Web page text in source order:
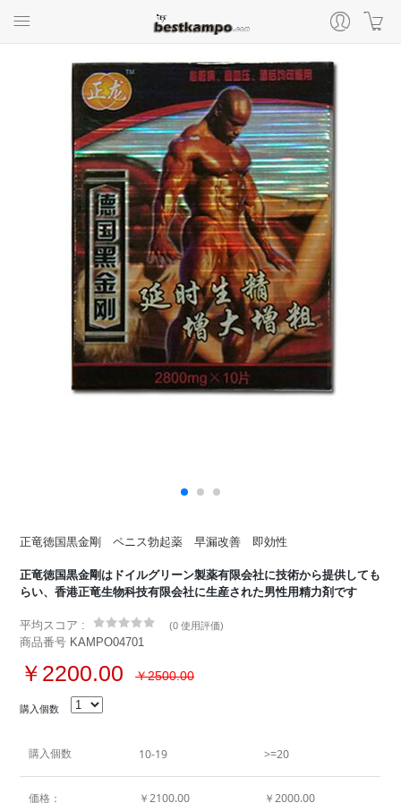
正竜徳国黒金剛 ペニス勃起薬 早漏改善 即効性
正竜徳国黒金剛はドイルグリーン製薬有限会社に技術から提供しても
らい、香港正竜生物科技有限会社に生産された男性用精力剤です
平均スコア : (0 使用評価)
商品番号 KAMPO04701
￥2200.00 ￥2500.00
購入個数
購入個数 10-19 >=20
価格： ￥2100.00 ￥2000.00